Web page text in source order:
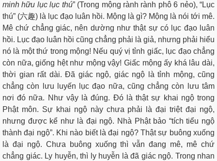
minh hữu lục lục thú” (Trong mộng rành rành phô 6 nẻo), “Lục
thú” (六趣) là lục đạo luân hồi. Mộng là gì? Mộng là nói tới mê.
Mê chứ chẳng giác, nên dường như thật sự có lục đạo luân
hồi. Lục đạo luân hồi cũng chẳng phải là giả, nhưng phải hiểu
nó là một thứ trong mộng! Nếu quý vị tỉnh giấc, lục đạo chẳng
còn nữa, giống hệt như mộng vậy! Giấc mộng ấy khá lâu dài,
thời gian rất dài. Đã giác ngộ, giác ngộ là tỉnh mộng, cũng
chẳng còn lưu luyến lục đạo nữa, cũng chẳng còn lưu tâm
nơi đó nữa. Như vậy là đúng. Đó là thật sự khai ngộ trong
Phật môn. Sự khai ngộ này chưa phải là đại triệt đại ngộ,
nhưng được kể như là đại ngộ. Nhà Phật bảo “tích tiểu ngộ
thành đại ngộ”. Khi nào biết là đại ngộ? Thật sự buông xuống
là đại ngộ. Chưa buông xuống thì vẫn đang mê, mê chứ
chẳng giác. Ly huyễn, thì ly huyễn là đã giác ngộ. Trong nhan